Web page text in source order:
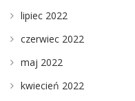
lipiec 2022
czerwiec 2022
maj 2022
kwiecień 2022